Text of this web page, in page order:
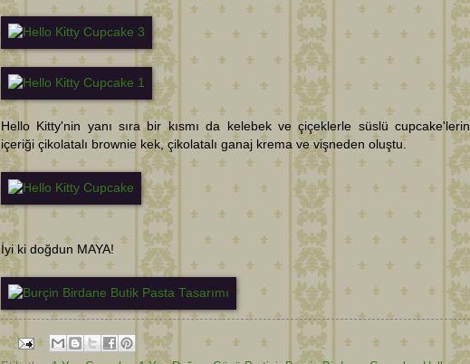
Hello Kitty'nin yanı sıra bir kısmı da kelebek ve çiçeklerle süslü cupcake'lerin
içeriği çikolatalı brownie kek, çikolatalı ganaj krema ve vişneden oluştu.
İyi ki doğdun MAYA!